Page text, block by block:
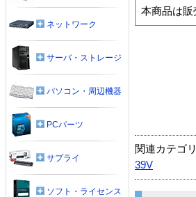
本商品は販
関連カテゴリ
39V
ネットワーク
サーバ・ストレージ
パソコン・周辺機器
PCパーツ
サプライ
ソフト・ライセンス